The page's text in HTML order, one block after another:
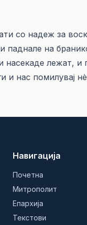
со надеж за
паднале на
насекаде лежат, и
и нас помилувај
Навигација
Почетна
Митрополит
Епархија
Текстови